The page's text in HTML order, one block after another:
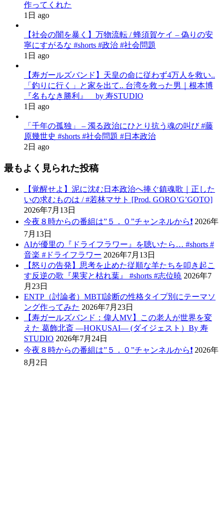
作ってくれた
1日 ago
【社会の闇を暴く】万物流転 / 蜂須賀ケイ – 偽りの安
寧にすがるな #shorts #政治 #社会問題
1日 ago
【寿ガールズバンド】天皇の命に従わず4万人を救い..
「釣りに行く」と家を出て.. 台湾を救った男｜根本博
『名もなき勝利』 by 寿STUDIO
1日 ago
「千年の孤独」 – 濁る政治にひとり抗う魂の叫び #藤
原幾世史 #shorts #社会問題 #日本政治
2日 ago
最もよく見られた投稿
【覚醒せよ】泥に沈む日本政治へ捧ぐ鎮魂歌｜正した
いの求むものは / #若林マサト [Prod. GORO’G’GOTO]
2026年7月13日
今夜８時からの番組は”５．０”チャンネルから❗️ 2026年
7月13日
AIが優里の『ドライフラワー』を聴いたら… #shorts #
音楽 #ドライフラワー 2026年7月13日
【怒りの告発】思考を止めた従順な羊たちを叩き起こ
す反逆の歌『果実と枯れ葉』 #shorts #志位暁 2026年7
月23日
ENTP（討論者）MBTI診断の性格タイプ別にテーマソ
ング作ってみた 2026年7月23日
【寿ガールズバンド：偉人MV】この老人が世界を変
えた 葛飾北斎 ―HOKUSAI― (ダイジェスト）By 寿
STUDIO 2026年7月24日
今夜８時からの番組は”５．０”チャンネルから❗️ 2026年
8月2日